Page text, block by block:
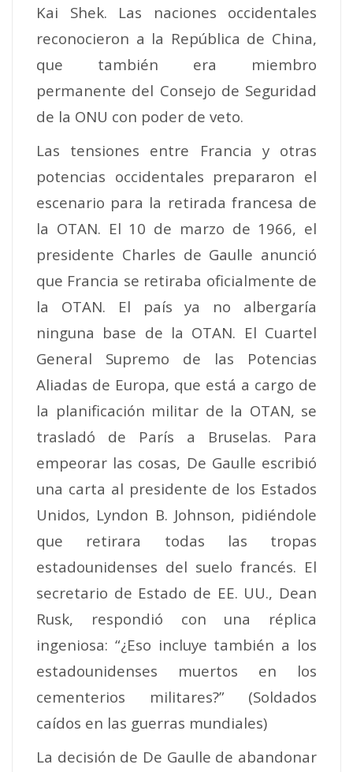
Kai Shek. Las naciones occidentales
reconocieron a la República de China,
que también era miembro
permanente del Consejo de Seguridad
de la ONU con poder de veto.
Las tensiones entre Francia y otras
potencias occidentales prepararon el
escenario para la retirada francesa de
la OTAN. El 10 de marzo de 1966, el
presidente Charles de Gaulle anunció
que Francia se retiraba oficialmente de
la OTAN. El país ya no albergaría
ninguna base de la OTAN. El Cuartel
General Supremo de las Potencias
Aliadas de Europa, que está a cargo de
la planificación militar de la OTAN, se
trasladó de París a Bruselas. Para
empeorar las cosas, De Gaulle escribió
una carta al presidente de los Estados
Unidos, Lyndon B. Johnson, pidiéndole
que retirara todas las tropas
estadounidenses del suelo francés. El
secretario de Estado de EE. UU., Dean
Rusk, respondió con una réplica
ingeniosa: “¿Eso incluye también a los
estadounidenses muertos en los
cementerios militares?” (Soldados
caídos en las guerras mundiales)
La decisión de De Gaulle de abandonar